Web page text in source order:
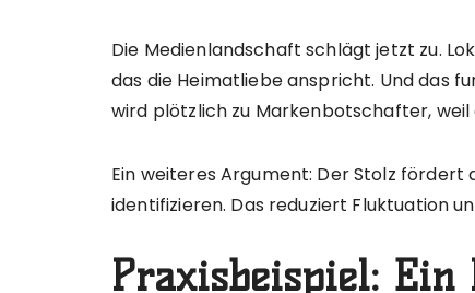
Die Medienlandschaft schlägt jetzt zu.
das die Heimatliebe anspricht. Und das
wird plötzlich zu Markenbotschafter,
Ein weiteres Argument: Der Stolz
identifizieren. Das reduziert Fluktuation
Praxisbeispiel: